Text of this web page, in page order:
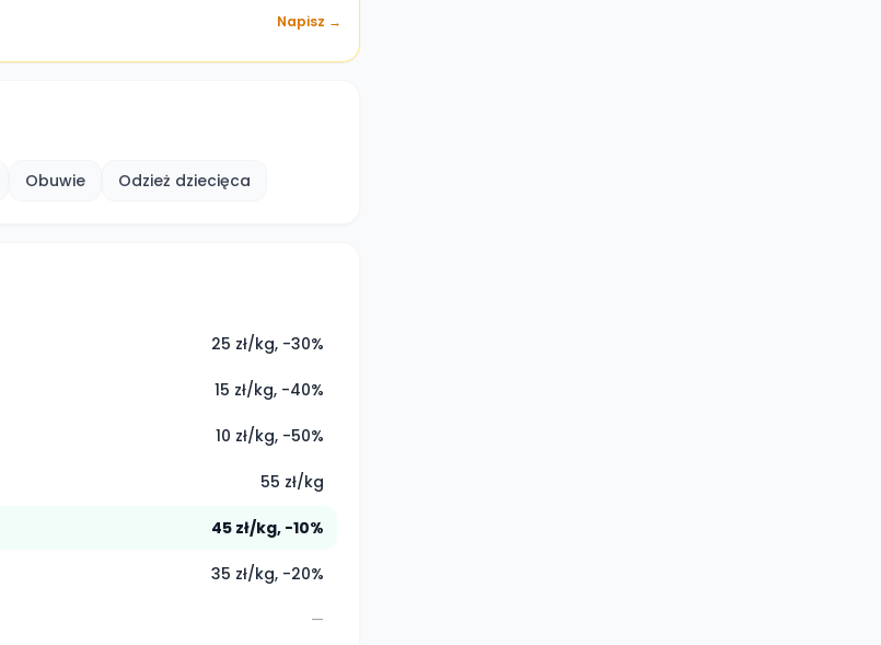
Napisz →
Obuwie Odzież dziecięca
25 zł/kg, -30%
15 zł/kg, -40%
10 zł/kg, -50%
55 zł/kg
45 zł/kg, -10%
35 zł/kg, -20%
—